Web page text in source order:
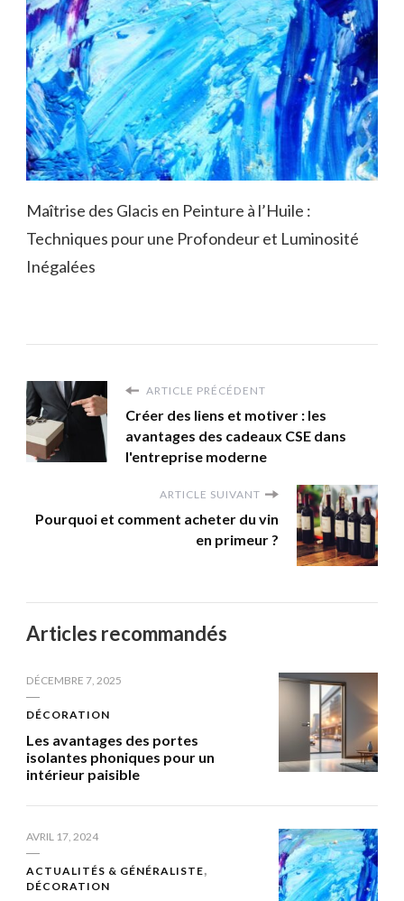
Maîtrise des Glacis en Peinture à l’Huile :
Techniques pour une Profondeur et Luminosité
Inégalées
ARTICLE PRÉCÉDENT
Créer des liens et motiver : les
avantages des cadeaux CSE dans
l'entreprise moderne
ARTICLE SUIVANT
Pourquoi et comment acheter du vin
en primeur ?
Articles recommandés
DÉCEMBRE 7, 2025
DÉCORATION
Les avantages des portes
isolantes phoniques pour un
intérieur paisible
AVRIL 17, 2024
ACTUALITÉS & GÉNÉRALISTE
DÉCORATION